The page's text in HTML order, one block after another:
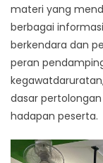
materi yang
berbagai
berkendara dan
peran
dasar
hadapan peserta.